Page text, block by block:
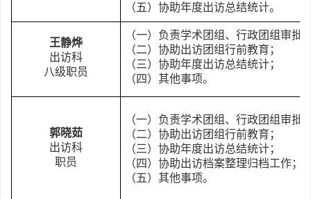
（五）协助年度出访总结统计。
王静烨
出访科
八级职员
（一） 负责学术团组、行政团组审批
（二）协助出访团组行前教育；
（三）协助年度出访总结统计；
（四） 其他事项。
郭晓茹
出访科
职员
（一）负责学术团组、行政团组审批
（二）协助出访团组行前教育；
（三）协助年度出访总结统计；
（四） 协助出访档案整理归档工作；
（五） 其他事项。